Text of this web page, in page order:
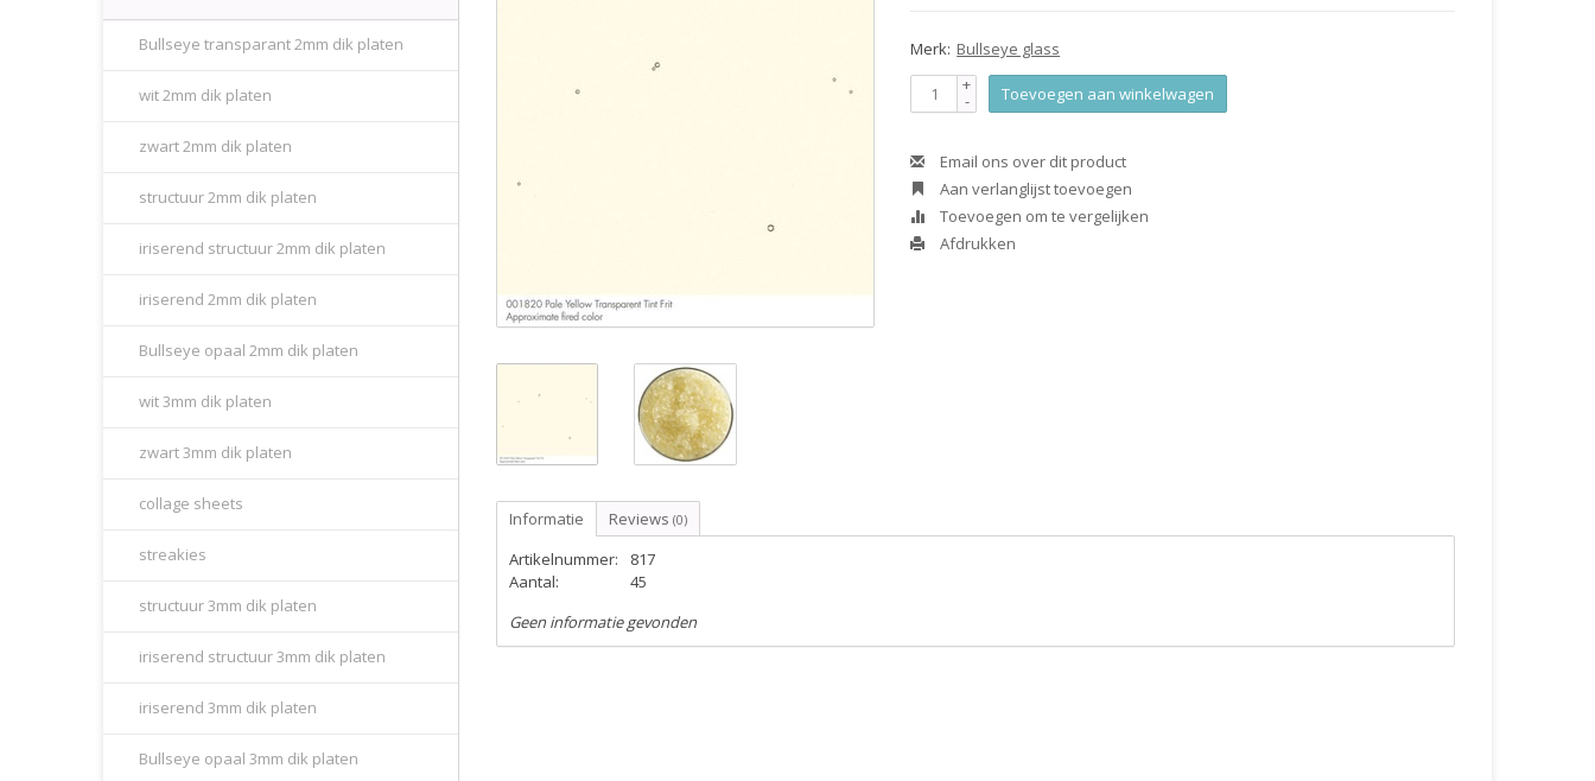
Bullseye transparant 2mm dik platen
wit 2mm dik platen
zwart 2mm dik platen
structuur 2mm dik platen
iriserend structuur 2mm dik platen
iriserend 2mm dik platen
Bullseye opaal 2mm dik platen
wit 3mm dik platen
zwart 3mm dik platen
collage sheets
streakies
structuur 3mm dik platen
iriserend structuur 3mm dik platen
iriserend 3mm dik platen
Bullseye opaal 3mm dik platen
Merk: Bullseye glass
+
- Toevoegen aan winkelwagen
Email ons over dit product
Aan verlanglijst toevoegen
Toevoegen om te vergelijken
Afdrukken
Informatie Reviews (0)
Artikelnummer:
817
Aantal:
45
Geen informatie gevonden